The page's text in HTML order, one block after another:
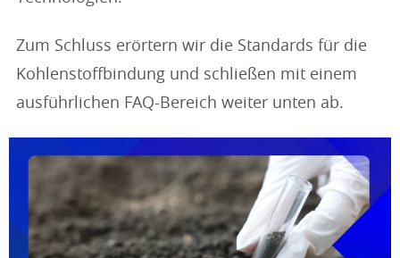
Zum Schluss erörtern wir die Standards für die
Kohlenstoffbindung und schließen mit einem
ausführlichen FAQ-Bereich weiter unten ab.